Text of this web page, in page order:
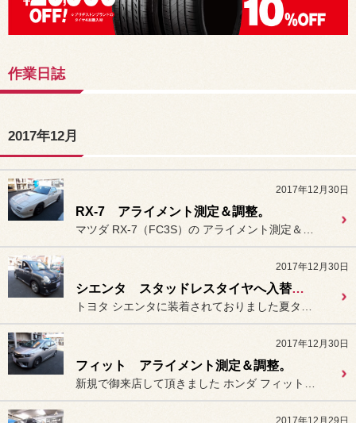
作業日誌
2017年12月
2017年12月30日
RX-7 アライメント測定＆調整。
2017年12月30日
シエンタ スタッドレスタイヤへ入替え。
2017年12月30日
フィット アライメント測定＆調整。
2017年12月29日